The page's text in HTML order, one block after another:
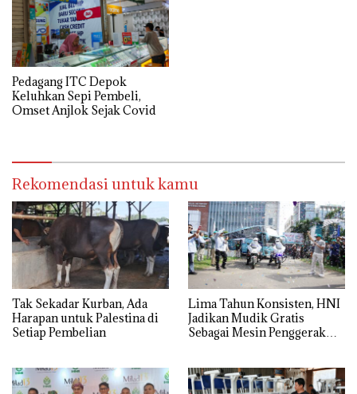
Pedagang ITC Depok
Keluhkan Sepi Pembeli,
Omset Anjlok Sejak Covid
Rekomendasi untuk kamu
Tak Sekadar Kurban, Ada
Harapan untuk Palestina di
Setiap Pembelian
Lima Tahun Konsisten, HNI
Jadikan Mudik Gratis
Sebagai Mesin Penggerak